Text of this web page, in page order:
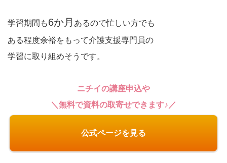
学習期間も6か月 あるので忙しい方でも
ある程度余裕をもって介護支援専門員の
学習に取り組めそうです。
ニチイの講座申込や
＼無料で資料の取寄せできます♪／
公式ページを見る